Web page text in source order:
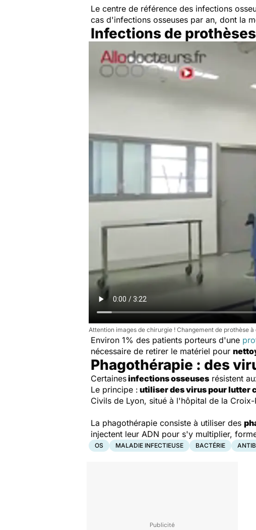
Le centre de référence des infections
cas d'infections osseuses par an, dont la
Infections de
Attention images de chirurgie ! Changement de prothèse
Environ 1% des patients porteurs d'une
nécessaire de retirer le matériel pour
Phagothérapie : des
Certainesinfections osseuses résistent
Le principe : utiliser des virus pour lutter
Civils de Lyon, situé à l'hôpital de la
La phagothérapie consiste à utiliser des
injectent leur ADN pour s'y multiplier,
OS MALADIE INFECTIEUSE BACTÉRIE